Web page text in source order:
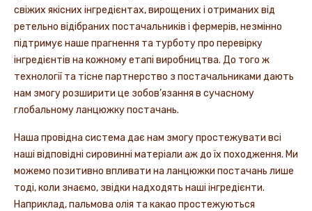
свіжих якісних інгредієнтах, вирощених і отриманих від
ретельно відібраних постачальників і фермерів, незмінно
підтримує наше прагнення та турботу про перевірку
інгредієнтів на кожному етапі виробництва. До того ж
технології та тісне партнерство з постачальниками дають
нам змогу розширити це зобов’язання в сучасному
глобальному ланцюжку постачань.
Наша провідна система дає нам змогу простежувати всі
наші відповідні сировинні матеріали аж до їх походження. Ми
можемо позитивно впливати на ланцюжки постачань лише
тоді, коли знаємо, звідки надходять наші інгредієнти.
Наприклад, пальмова олія та какао простежуються